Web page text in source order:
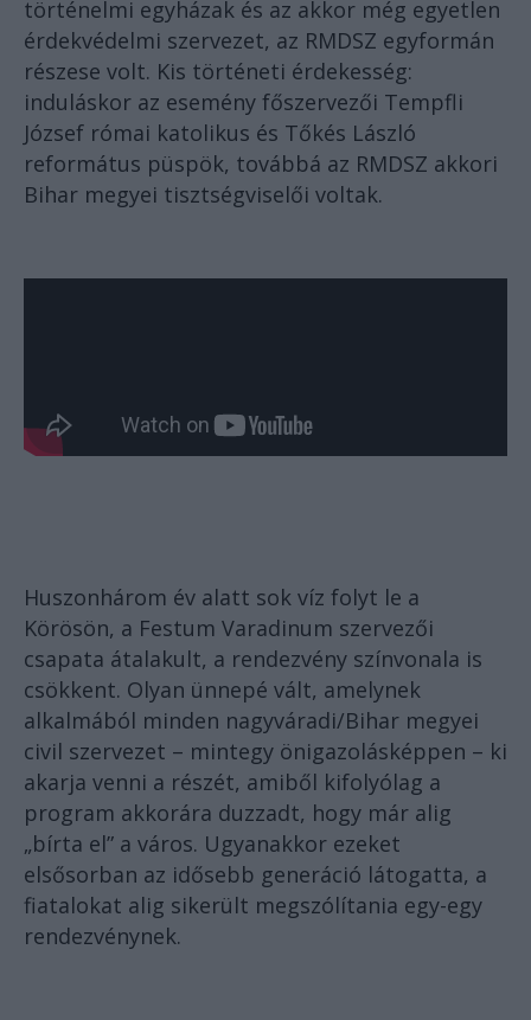
történelmi egyházak és az akkor még egyetlen
érdekvédelmi szervezet, az RMDSZ egyformán
részese volt. Kis történeti érdekesség:
induláskor az esemény főszervezői Tempfli
József római katolikus és Tőkés László
református püspök, továbbá az RMDSZ akkori
Bihar megyei tisztségviselői voltak.
Huszonhárom év alatt sok víz folyt le a
Körösön, a Festum Varadinum szervezői
csapata átalakult, a rendezvény színvonala is
csökkent. Olyan ünnepé vált, amelynek
alkalmából minden nagyváradi/Bihar megyei
civil szervezet – mintegy önigazolásképpen – ki
akarja venni a részét, amiből kifolyólag a
program akkorára duzzadt, hogy már alig
„bírta el” a város. Ugyanakkor ezeket
elsősorban az idősebb generáció látogatta, a
fiatalokat alig sikerült megszólítania egy-egy
rendezvénynek.